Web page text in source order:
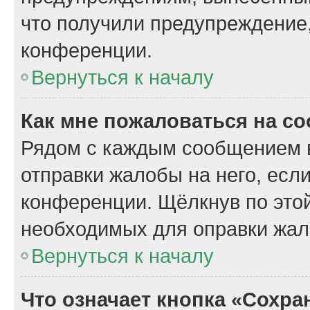
что получили
конференции.
Вернуться к началу
Как мне пожаловаться на
Рядом с каждым сообщением
отправки жалобы на него,
конференции. Щёлкнув по
необходимых для оправки
Вернуться к началу
Что означает кнопка